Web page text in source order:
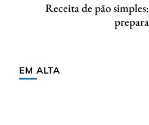
Receita de pão
EM ALTA